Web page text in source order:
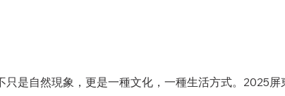
只是自然現象，更是一種文化，一種生活方式。2025